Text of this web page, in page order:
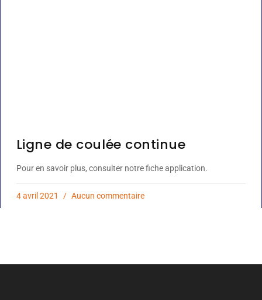
Ligne de coulée continue
Pour en savoir plus, consulter notre fiche application.
4 avril 2021 Aucun commentaire